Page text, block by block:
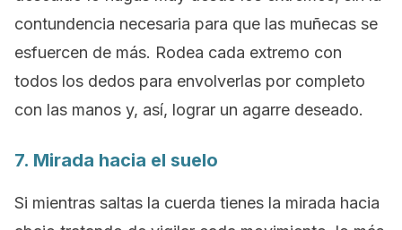
contundencia necesaria para que las muñecas se
esfuercen de más. Rodea cada extremo con
todos los dedos para envolverlas por completo
con las manos y, así, lograr un agarre deseado.
7. Mirada hacia el suelo
Si mientras saltas la cuerda tienes la mirada hacia